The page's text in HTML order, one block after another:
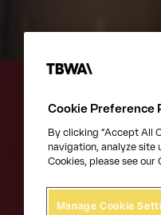
Cookie Preference
By clicking “Accept All
navigation, analyze site
Cookies, please see our
Manage Cookie